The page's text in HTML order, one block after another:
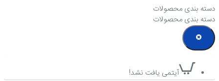
دسته بندی محصولات
دسته بندی محصولات
آیتمی یافت نشد!